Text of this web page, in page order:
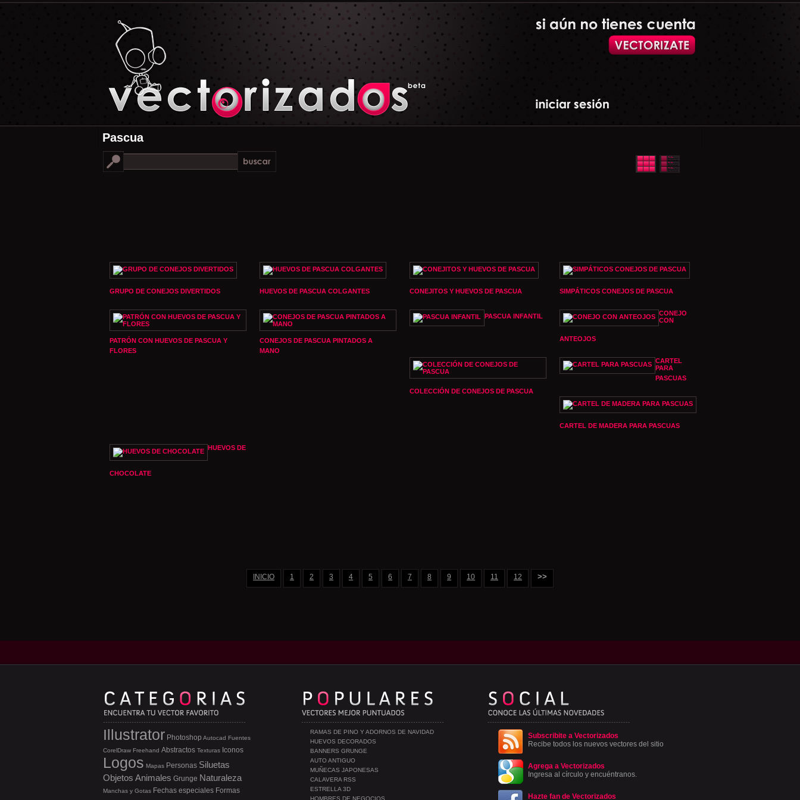
Pascua
GRUPO DE CONEJOS DIVERTIDOS HUEVOS DE PASCUA COLGANTES CONEJITOS Y HUEVOS DE PASCUA SIMPÁTICOS CONEJOS DE PASCUA
PATRÓN CON HUEVOS DE PASCUA Y
FLORES
CONEJOS DE PASCUA PINTADOS A
MANO
PASCUA INFANTIL
CONEJO
CON
ANTEOJOS
COLECCIÓN DE CONEJOS DE PASCUA
CARTEL
PARA
PASCUAS
CARTEL DE MADERA PARA PASCUAS
HUEVOS DE
CHOCOLATE
INICIO 1 2 3 4 5 6 7 8 9 10 11 12 >>
Subscribite a Vectorizados
Recibe todos los nuevos vectores del sitio
Agrega a Vectorizados
Ingresa al círculo y encuéntranos.
Hazte fan de Vectorizados
RAMAS DE PINO Y ADORNOS DE NAVIDAD
HUEVOS DECORADOS
BANNERS GRUNGE
AUTO ANTIGUO
MUÑECAS JAPONESAS
CALAVERA RSS
ESTRELLA 3D
HOMBRES DE NEGOCIOS
Illustrator Photoshop Autocad Fuentes
CorelDraw Freehand Abstractos Texturas Iconos
Logos Mapas Personas Siluetas
Objetos Animales Grunge Naturaleza
Manchas y Gotas Fechas especiales Formas